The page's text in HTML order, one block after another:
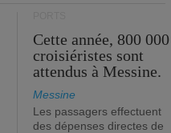
Cette année, 800 000
croisiéristes sont
attendus à Messine.
Messine
Les passagers effectuent
des dépenses directes de